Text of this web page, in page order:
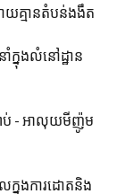
យគ្មានតំបន់ងងឹត
ក្នុងលំនៅដ្ឋាន
ាប់ - អាលុយមីញ៉ូម
នុងការដោតនិង